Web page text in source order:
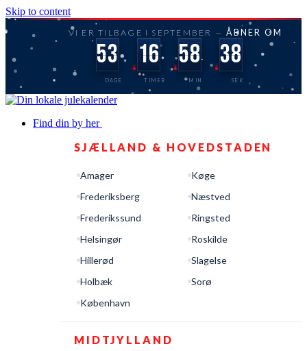
Skip to content
VI ER TILBAGE I SEPTEMBER —ÅBNER OM
53
DAGE
16
TIMER
58
MIN
37
SEK
Find din by her
SJÆLLAND & HOVEDSTADEN
Amager
Frederiksberg
Frederikssund
Helsingør
Hillerød
Holbæk
København
Køge
Næstved
Ringsted
Roskilde
Slagelse
Sorø
MIDTJYLLAND